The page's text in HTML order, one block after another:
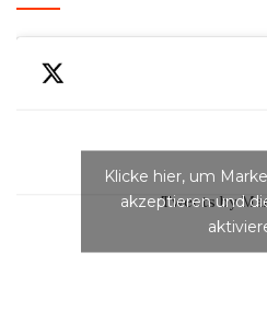
Tweets by
Klicke hier, um
akzeptieren und